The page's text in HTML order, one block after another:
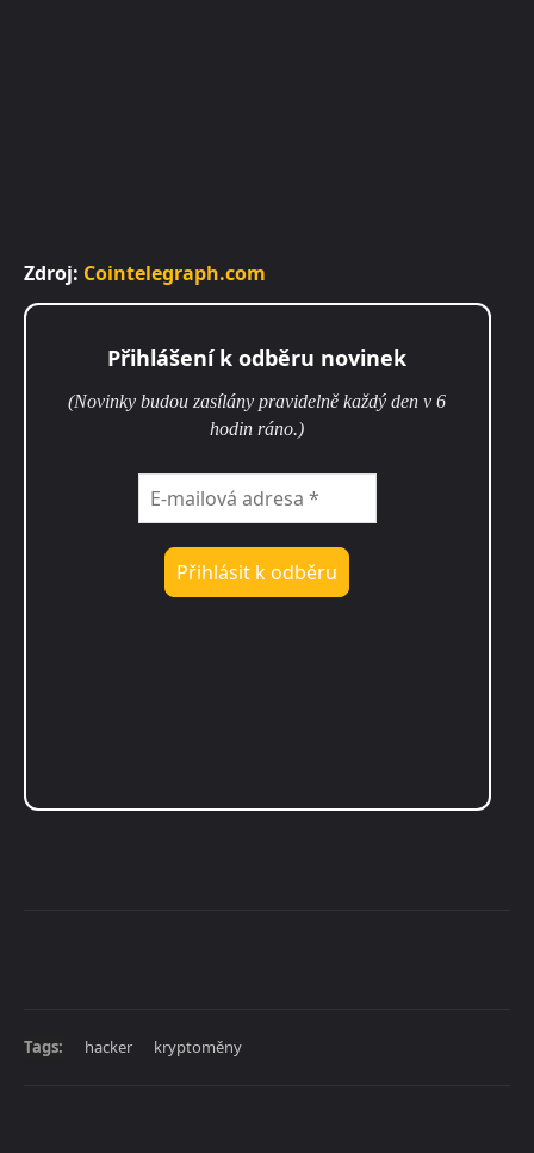
Zdroj: Cointelegraph.com
Přihlášení k odběru novinek
(Novinky budou zasílány pravidelně každý den v 6
hodin ráno.)
Tags: hacker kryptoměny